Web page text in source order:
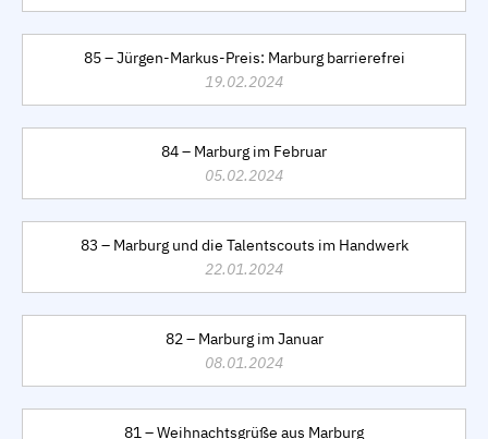
85 – Jürgen-Markus-Preis: Marburg barrierefrei
19.02.2024
84 – Marburg im Februar
05.02.2024
83 – Marburg und die Talentscouts im Handwerk
22.01.2024
82 – Marburg im Januar
08.01.2024
81 – Weihnachtsgrüße aus Marburg